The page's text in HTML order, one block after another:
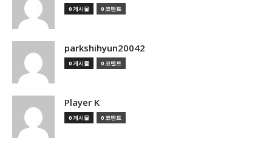
0 게시물 0 코멘트
parkshihyun20042
0 게시물 0 코멘트
Player K
0 게시물 0 코멘트